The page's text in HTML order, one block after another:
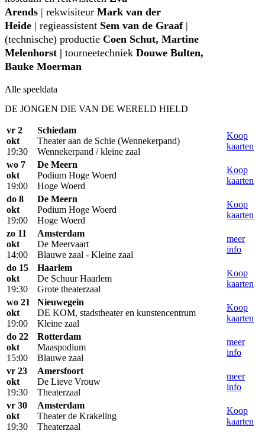
Arends | rekwisiteur Mark van der
Heide | regieassistent Sem van de Graaf|
(technische) productie Coen Schut, Martine
Melenhorst | tourneetechniek Douwe Bulten,
Bauke Moerman
Alle speeldata
DE JONGEN DIE VAN DE WERELD HIELD
vr 2
okt
19:30
Schiedam
Theater aan de Schie (Wennekerpand)
Wennekerpand / kleine zaal
Koop
kaarten
wo 7
okt
19:00
De Meern
Podium Hoge Woerd
Hoge Woerd
Koop
kaarten
do 8
okt
19:00
De Meern
Podium Hoge Woerd
Hoge Woerd
Koop
kaarten
zo 11
okt
14:00
Amsterdam
De Meervaart
Blauwe zaal - Kleine zaal
meer
info
do 15
okt
19:30
Haarlem
De Schuur Haarlem
Grote theaterzaal
Koop
kaarten
wo 21
okt
19:00
Nieuwegein
DE KOM, stadstheater en kunstencentrum
Kleine zaal
Koop
kaarten
do 22
okt
15:00
Rotterdam
Maaspodium
Blauwe zaal
meer
info
vr 23
okt
19:30
Amersfoort
De Lieve Vrouw
Theaterzaal
meer
info
vr 30
okt
19:30
Amsterdam
Theater de Krakeling
Theaterzaal
Koop
kaarten